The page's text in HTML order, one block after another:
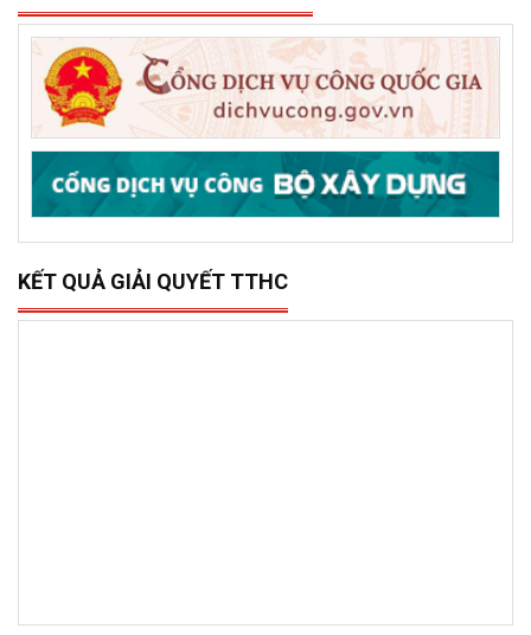
KẾT QUẢ GIẢI QUYẾT TTHC